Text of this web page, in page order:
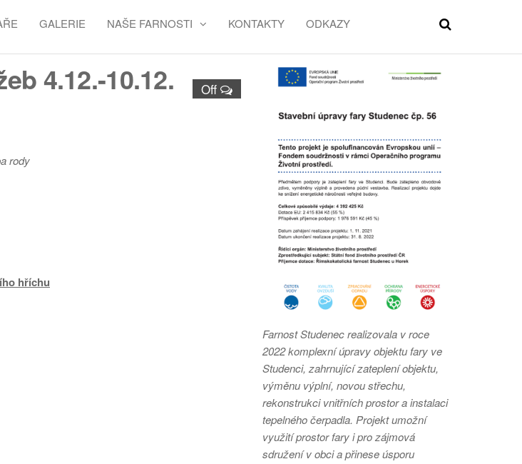
GALERIE NAŠE FARNOSTI KONTAKTY ODKAZY
Off
4.12.-10.12.
rody
hříchu
Farnost Studenec realizovala v roce
2022 komplexní úpravy objektu fary ve
Studenci, zahrnující zateplení objektu,
výměnu výplní, novou střechu,
rekonstrukci vnitřních prostor a instalaci
tepelného čerpadla. Projekt umožní
využití prostor fary i pro zájmová
sdružení v obci a přinese úsporu